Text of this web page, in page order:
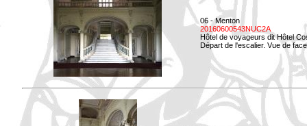
06 - Menton
20160600543NUC2A
Hôtel de voyageurs dit Hôtel
Départ de l'escalier. Vue de